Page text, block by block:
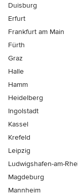
Duisburg
Erfurt
Frankfurt am Main
Fürth
Graz
Halle
Hamm
Heidelberg
Ingolstadt
Kassel
Krefeld
Leipzig
Ludwigshafen-am-
Magdeburg
Mannheim